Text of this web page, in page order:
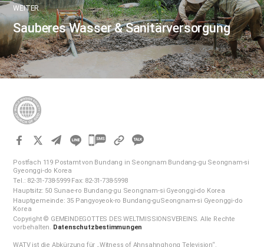
WEITER
Sauberes Wasser & Sanitärversorgung
카
공
하
Postfach 119 Postamt von Bundang in Seongnam Bundang-gu Seongnam-si
Gyeonggi-do Korea
Tel.: 82-31-738-5999 Fax: 82-31-738-5998
Hauptsitz: 50 Sunae-ro Bundang-gu Seongnam-si Gyeonggi-do Korea
Hauptgemeinde: 35 Pangyoyeok-ro Bundang-guSeongnam-si Gyeonggi-do
Korea
Copyright © GEMEINDEGOTTES DES WELTMISSIONSVEREINS. Alle Rechte
vorbehalten. Datenschutzbestimmungen
WATV ist die Abkürzung für „Witness of Ahnsahnghong Television“.